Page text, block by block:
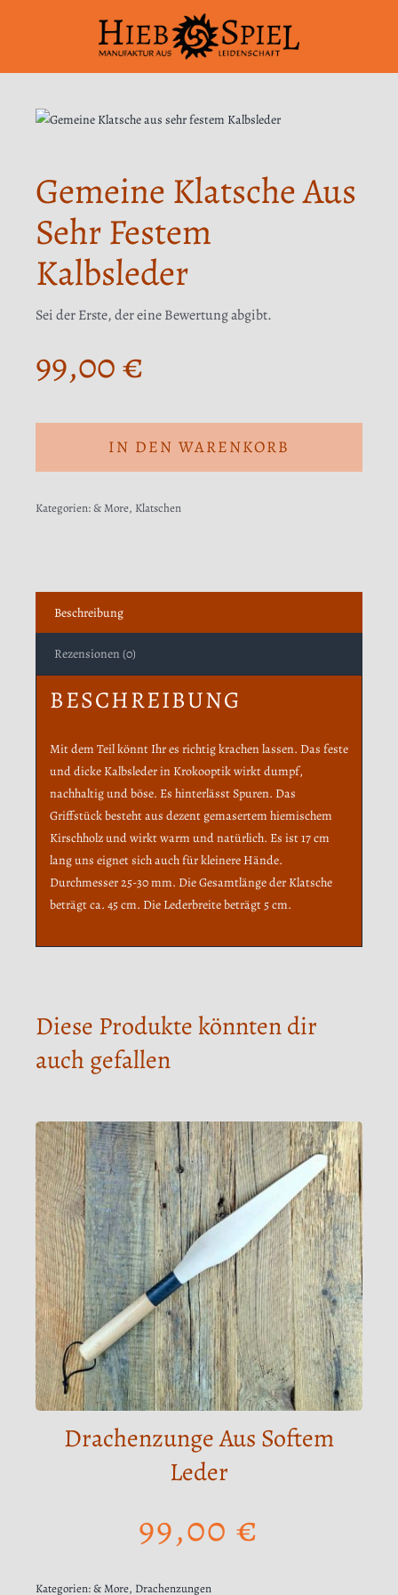
Gemeine Klatsche Aus
Sehr Festem
Kalbsleder
Sei der Erste, der eine Bewertung abgibt.
99,00€
IN DEN WARENKORB
Kategorien:& More, Klatschen
Beschreibung
Rezensionen (0)
BESCHREIBUNG
Mit dem Teil könnt Ihr es richtig krachen lassen. Das feste
und dicke Kalbsleder in Krokooptik wirkt dumpf,
nachhaltig und böse. Es hinterlässt Spuren. Das
Griffstück besteht aus dezent gemasertem hiemischem
Kirschholz und wirkt warm und natürlich. Es ist 17 cm
lang uns eignet sich auch für kleinere Hände.
Durchmesser 25-30 mm. Die Gesamtlänge der Klatsche
beträgt ca. 45 cm. Die Lederbreite beträgt 5 cm.
Diese Produkte könnten dir
auch gefallen
Drachenzunge Aus Softem
Leder
99,00 €
Kategorien:& More, Drachenzungen